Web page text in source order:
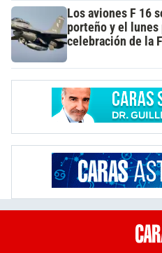
Los aviones F 16
porteño y el
celebración de la